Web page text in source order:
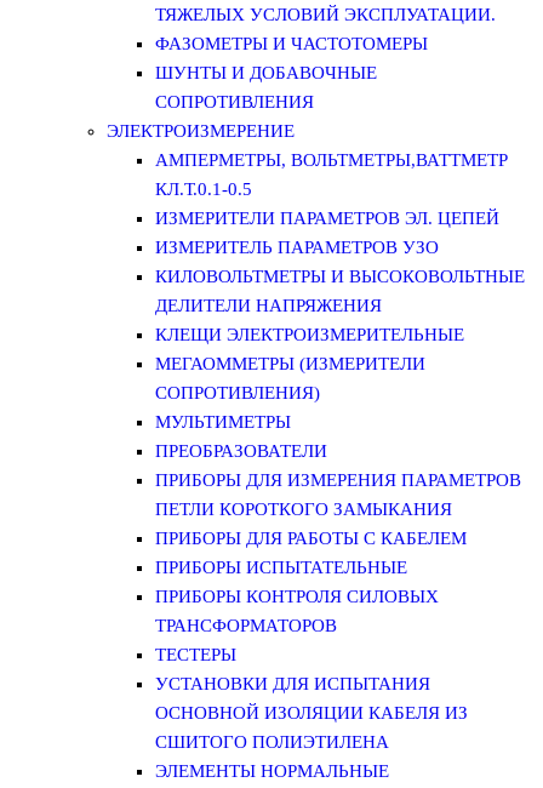
ТЯЖЕЛЫХ УСЛОВИЙ ЭКСПЛУАТАЦИИ.
ФАЗОМЕТРЫ И ЧАСТОТОМЕРЫ
ШУНТЫ И ДОБАВОЧНЫЕ
СОПРОТИВЛЕНИЯ
ЭЛЕКТРОИЗМЕРЕНИЕ
АМПЕРМЕТРЫ, ВОЛЬТМЕТРЫ,ВАТТМЕТР
КЛ.Т.0.1-0.5
ИЗМЕРИТЕЛИ ПАРАМЕТРОВ ЭЛ. ЦЕПЕЙ
ИЗМЕРИТЕЛЬ ПАРАМЕТРОВ УЗО
КИЛОВОЛЬТМЕТРЫ И ВЫСОКОВОЛЬТНЫЕ
ДЕЛИТЕЛИ НАПРЯЖЕНИЯ
КЛЕЩИ ЭЛЕКТРОИЗМЕРИТЕЛЬНЫЕ
МЕГАОММЕТРЫ (ИЗМЕРИТЕЛИ
СОПРОТИВЛЕНИЯ)
МУЛЬТИМЕТРЫ
ПРЕОБРАЗОВАТЕЛИ
ПРИБОРЫ ДЛЯ ИЗМЕРЕНИЯ ПАРАМЕТРОВ
ПЕТЛИ КОРОТКОГО ЗАМЫКАНИЯ
ПРИБОРЫ ДЛЯ РАБОТЫ С КАБЕЛЕМ
ПРИБОРЫ ИСПЫТАТЕЛЬНЫЕ
ПРИБОРЫ КОНТРОЛЯ СИЛОВЫХ
ТРАНСФОРМАТОРОВ
ТЕСТЕРЫ
УСТАНОВКИ ДЛЯ ИСПЫТАНИЯ
ОСНОВНОЙ ИЗОЛЯЦИИ КАБЕЛЯ ИЗ
СШИТОГО ПОЛИЭТИЛЕНА
ЭЛЕМЕНТЫ НОРМАЛЬНЫЕ